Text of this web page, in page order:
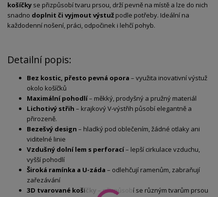
košíčky se přizpůsobí tvaru prsou, drží pevně na místě a lze do nich
snadno doplnit či vyjmout výstuž podle potřeby. Ideální na
každodenní nošení, práci, odpočinek i lehčí pohyb.
Detailní popis:
Bez kostic, přesto pevná opora – využita inovativní výstuž
okolo košíčků
Maximální pohodlí– měkký, prodyšný a pružný materiál
Lichotivý střih – krajkový V-výstřih působí elegantně a
přirozeně.
Bezešvý design – hladký pod oblečením, žádné otlaky ani
viditelné linie
Vzdušný dolní lem s perforací– lepší cirkulace vzduchu,
vyšší pohodlí
Široká ramínka a U-záda – odlehčují ramenům, zabraňují
zařezávání
3D tvarované košíčky – přizpůsobí se různým tvarům prsou